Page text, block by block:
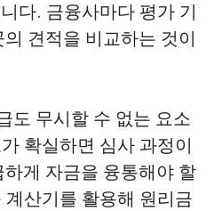
다. 금융사마다 평가 기
견적을 비교하는 것이
도 무시할 수 없는 요소
확실하면 심사 과정이
게 자금을 융통해야 할
산기를 활용해 원리금